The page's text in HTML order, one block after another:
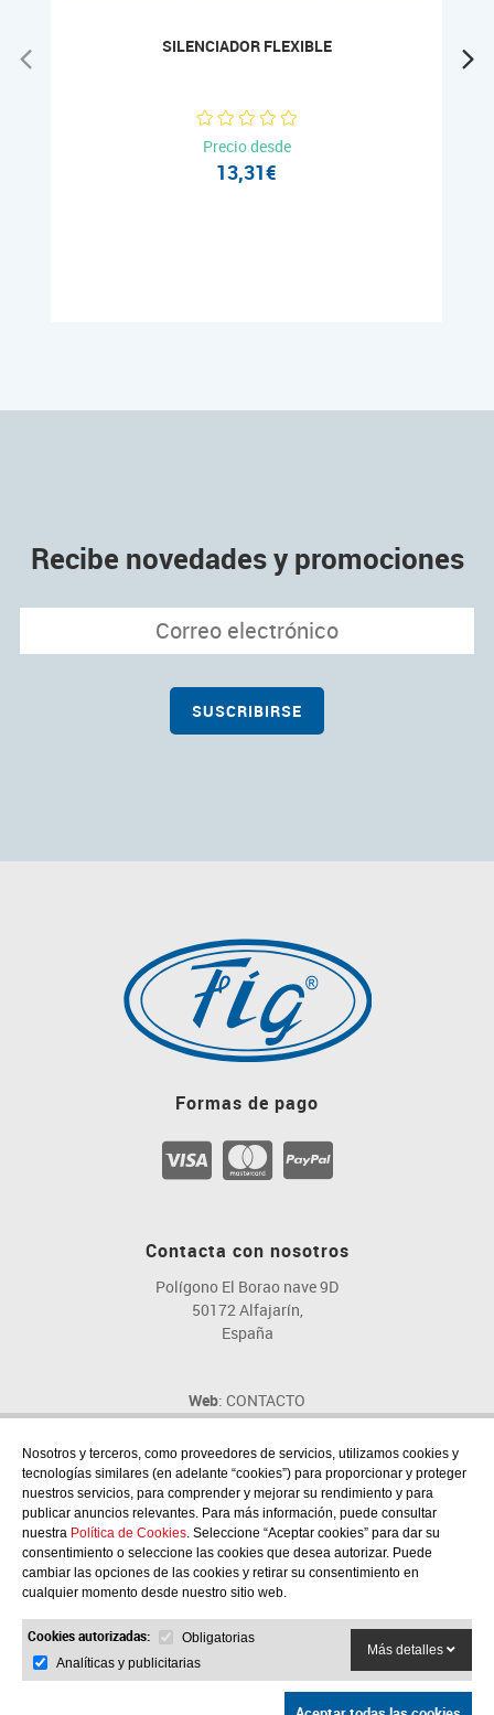
SILENCIADOR FLEXIBLE
Precio desde
13,31€
Recibe novedades y promociones
Formas de pago
Contacta con nosotros
Polígono El Borao nave 9D
50172 Alfajarín,
España
Web: CONTACTO
Email: fig@fig.es
Teléfono: 976 107 046
Síguenos en las redes sociales
Nosotros y terceros, como proveedores de servicios, utilizamos cookies y
tecnologías similares (en adelante “cookies”) para proporcionar y proteger
nuestros servicios, para comprender y mejorar su rendimiento y para
publicar anuncios relevantes. Para más información, puede consultar
nuestra Política de Cookies. Seleccione “Aceptar cookies” para dar su
consentimiento o seleccione las cookies que desea autorizar. Puede
cambiar las opciones de las cookies y retirar su consentimiento en
cualquier momento desde nuestro sitio web.
Cookies autorizadas:
Obligatorias
Analíticas y publicitarias
Más detalles